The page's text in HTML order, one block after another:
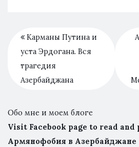
Карманы Путина и
уста Эрдогана. Вся
трагедия
Азербайджана
Обо мне и моем блоге
Visit Facebook page to read and
Армянофобия в Азербайджане